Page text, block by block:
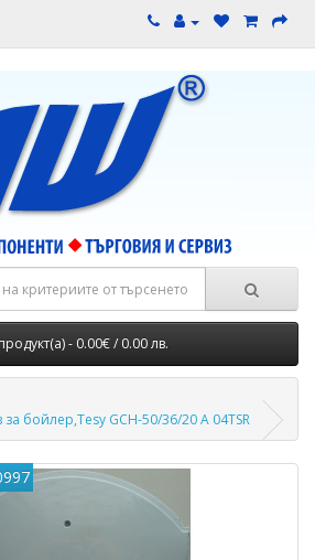
- 0.00€ / 0.00 лв.
за бойлер,Tesy GCH-50/36/20 A 04TSR